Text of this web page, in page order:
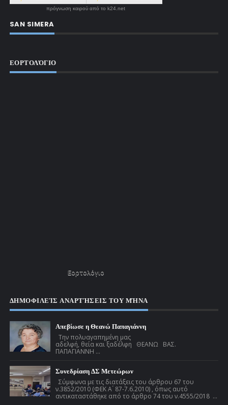
πρόγνωση καιρού από το k24.net
SAN SIMERA
ΕΟΡΤΟΛΌΓΙΟ
Εορτολόγιο
ΔΗΜΟΦΙΛΕΊΣ ΑΝΑΡΤΉΣΕΙΣ ΤΟΥ ΜΉΝΑ
Απεβίωσε η Θεανώ Παπαγιάννη
Την πολυαγαπημένη μας
αδελφή, θεία και ξαδέλφη ΘΕΑΝΩ ΒΑΣ.
ΠΑΠΑΓΙΑΝΝΗ ...
Συνεδρίαση ΔΣ Μετεώρων
Σύμφωνα με τις διατάξεις του άρθρου 67 του
ν.3852/2010 (ΦΕΚ Α ́ 87-7.6.2010) , όπως αυτό
αντικαταστάθηκε από το άρθρο 74 του ν.4555/2018 ...